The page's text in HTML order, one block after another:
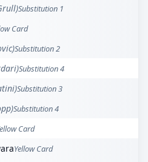
Substitution 1
Card
Substitution 2
Substitution 4
Substitution 3
Substitution 4
Card
Yellow Card